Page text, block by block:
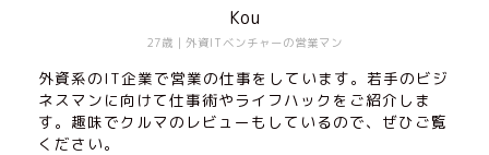
27歳｜外資ITベンチャーの営業マン
Kou
外資系のIT企業で営業の仕事をしています。若手のビジ
ネスマンに向けて仕事術やライフハックをご紹介しま
す。趣味でクルマのレビューもしているので、ぜひご覧
ください。